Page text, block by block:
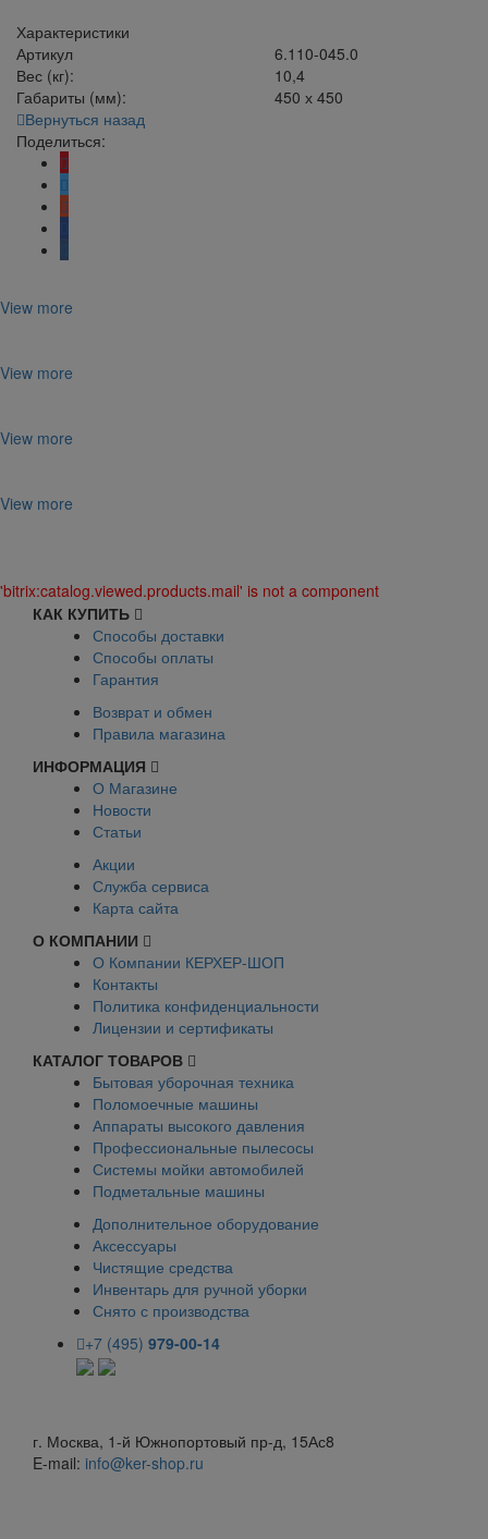
Характеристики
Артикул
6.110-045.0
Вес (кг):
10,4
Габариты (мм):
450 х 450
Вернуться назад
Поделиться:
View more
View more
View more
View more
'bitrix:catalog.viewed.products.mail' is not a component
КАК КУПИТЬ
Способы доставки
Способы оплаты
Гарантия
Возврат и обмен
Правила магазина
ИНФОРМАЦИЯ
О Магазине
Новости
Статьи
Акции
Служба сервиса
Карта сайта
О КОМПАНИИ
О Компании КЕРХЕР-ШОП
Контакты
Политика конфиденциальности
Лицензии и сертификаты
КАТАЛОГ ТОВАРОВ
Бытовая уборочная техника
Поломоечные машины
Аппараты высокого давления
Профессиональные пылесосы
Системы мойки автомобилей
Подметальные машины
Дополнительное оборудование
Аксессуары
Чистящие средства
Инвентарь для ручной уборки
Снято с производства
+7 (495) 979-00-14
г. Москва, 1-й Южнопортовый пр-д, 15Ас8
E-mail: info@ker-shop.ru